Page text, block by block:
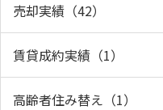
売却実績（42）
賃貸成約実績（1）
高齢者住み替え（1）